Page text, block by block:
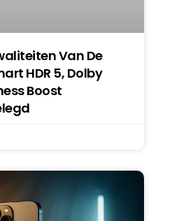
Van De
HDR 5, Dolby
Boost